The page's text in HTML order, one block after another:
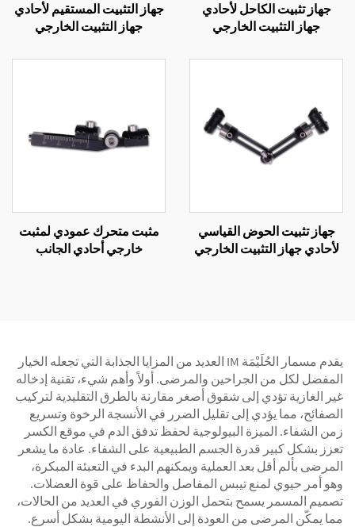
جهاز تثبيت الكاحل لأحادي
جهاز التثبيت الخارجي
جهاز التثبيت المستقيم لأحادي
جهاز التثبيت الخارجي
جهاز تثبيت الحوض القياسي
لأحادي جهاز التثبيت الخارجي
مثبت متحرك عمودي لمثبت
خارجي أحادي الجانب
يقدم مسمار الحُلَيْمَة IM العديد من المزايا الجذابة التي تجعله الخيار
المفضل لكل من الجراحين والمرضى. أولاً وأهم شيء، تقنية إدخاله
غير الغازية تؤدي إلى شقوق أصغر مقارنة بالطرق التقليدية لتركيب
الصفائح، مما يؤدي إلى تقليل الضرر في الأنسجة الرخوة وتسريع
زمن الشفاء. الميزة البيولوجية لحفظ تدفق الدم في موقع الكسر
تعزز بشكل كبير قدرة الجسم الطبيعية على الشفاء. عادة ما يشعر
المرضى بألم أقل بعد العملية ويمكنهم البدء في التعبئة المبكرة،
وهو أمر حيوي لمنع تيبس المفاصل والحفاظ على قوة العضلات.
تصميم المسمر يسمح بتحمل الوزن الفوري في العديد من الحالات،
مما يمكّن المرضى من العودة إلى الأنشطة اليومية بشكل أسرع.